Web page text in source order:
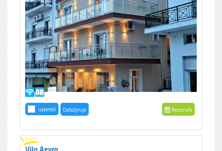
uporedi Detaljnije Rezerviši